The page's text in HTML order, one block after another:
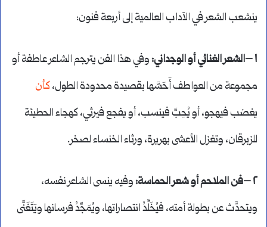
ينشعب الشعر في الآداب العالمية إلى أربعة فنون:
١ –الشعر الغنائي أو الوجداني:
وفي هذا الفن يترجم الشاعر عاطفة أو
مجموعة من العواطف أَحَسَّها بقصيدة محدودة الطول،كأن
يغضب فيهجو، أو يُحِبَّ فينسب، أو يفجع فيرثي، كهجاء الحطيئة
للزبرقان، وتغزل الأعشى بهريرة، ورثاء الخنساء لصخر.
٢ –فن الملاحم أو شعر الحماسة:
وفيه ينسى الشاعر نفسه،
ويتحدَّث عن بطولة أمته، فيُخَلِّدُ انتصاراتها، ويُمَجِّدُ فرسانها ويَتَغَنَّى